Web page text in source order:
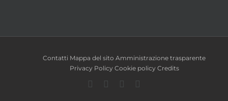
Contatti Mappa del sito Amministrazione trasparente
Privacy Policy Cookie policy Credits
Facebook
TwitterYouTube